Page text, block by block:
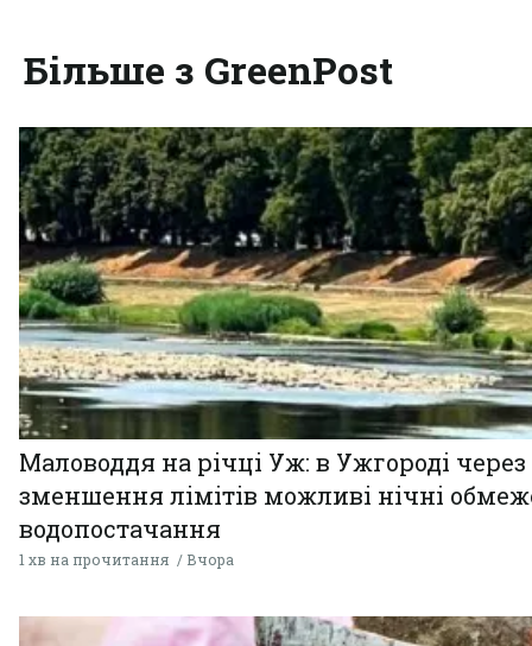
Більше з GreenPost
Маловоддя на річці Уж: в Ужгороді через
зменшення лімітів можливі нічні
водопостачання
1 хв на прочитання Вчора